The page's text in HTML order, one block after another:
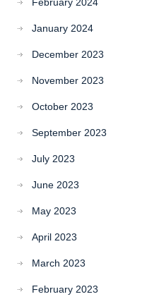
January 2024
December 2023
November 2023
October 2023
September 2023
July 2023
June 2023
May 2023
April 2023
March 2023
February 2023